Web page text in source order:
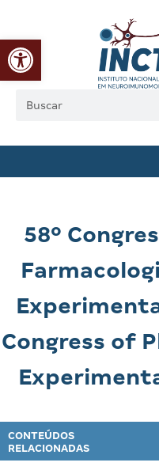
Abrir a barra de ferramentas
58º
Congress of
CONTEÚDOS
RELACIONADAS